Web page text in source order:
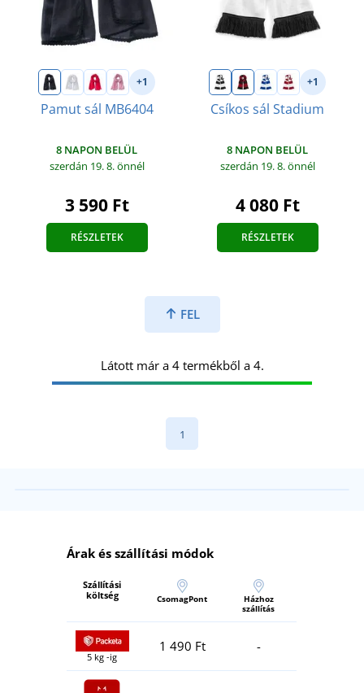
+1
Pamut sál MB6404
8 NAPON BELÜL
szerdán 19. 8.önnél
3 590 Ft
RÉSZLETEK
+1
Csíkos sál Stadium
8 NAPON BELÜL
szerdán 19. 8.önnél
4 080 Ft
RÉSZLETEK
FEL
Látott már a 4 termékből a 4.
1
Árak és szállítási módok
Szállítási
költség
CsomagPont
Házhoz
szállítás
5 kg -ig
1 490 Ft -